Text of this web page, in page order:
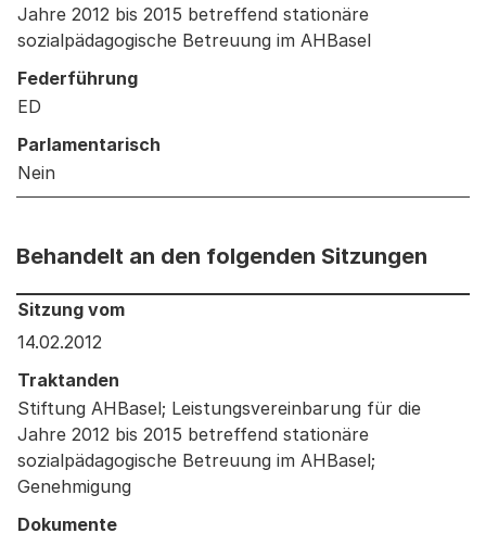
Jahre 2012 bis 2015 betreffend stationäre
sozialpädagogische Betreuung im AHBasel
Federführung
ED
Parlamentarisch
Nein
Behandelt an den folgenden Sitzungen
Behandelt an den folgenden Sitzungen: Informationen
Sitzung vom
14.02.2012
Traktanden
Stiftung AHBasel; Leistungsvereinbarung für die
Jahre 2012 bis 2015 betreffend stationäre
sozialpädagogische Betreuung im AHBasel;
Genehmigung
Dokumente